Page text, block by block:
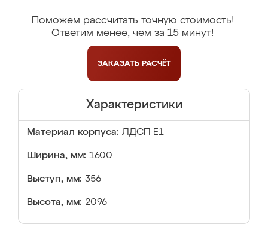
Поможем рассчитать точную стоимость!
Ответим менее, чем за 15 минут!
ЗАКАЗАТЬ РАСЧЁТ
Характеристики
Материал корпуса: ЛДСП Е1
Ширина, мм: 1600
Выступ, мм: 356
Высота, мм: 2096